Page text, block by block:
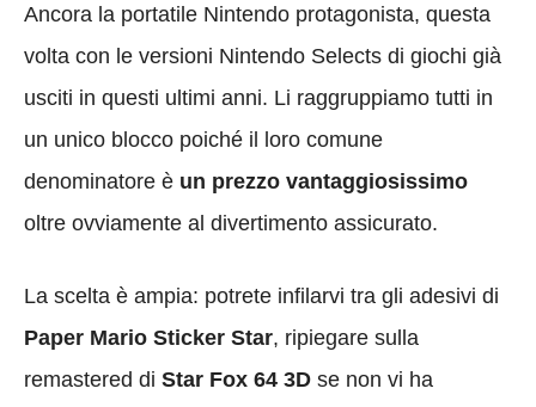
Ancora la portatile Nintendo protagonista, questa
volta con le versioni Nintendo Selects di giochi già
usciti in questi ultimi anni. Li raggruppiamo tutti in
un unico blocco poiché il loro comune
denominatore è un prezzo vantaggiosissimo
oltre ovviamente al divertimento assicurato.
La scelta è ampia: potrete infilarvi tra gli adesivi di
Paper Mario Sticker Star, ripiegare sulla
remastered di Star Fox 64 3D se non vi ha